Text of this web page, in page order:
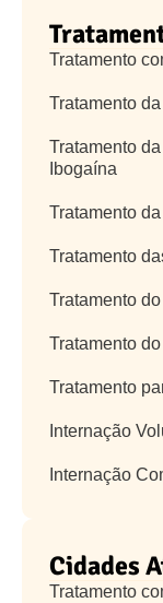
Tratamento
Tratamento
Tratamento
Ibogaína
Tratamento
Tratamento
Tratamento
Tratamento
Tratamento
Internação
Internação
Cidades
Tratamento